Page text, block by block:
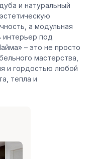
и натуральный
а модульная
интерьер под
– это не просто
мастерства,
и гордостью любой
тепла и